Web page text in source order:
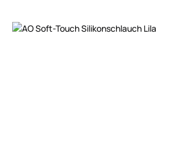
Bildergalerie überspringen